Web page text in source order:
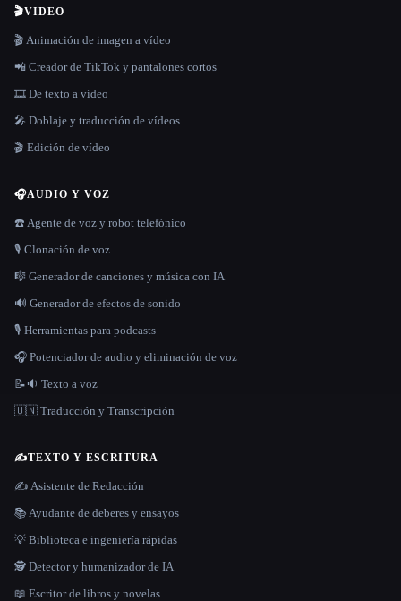
🎬VIDEO
🎬 Animación de imagen a vídeo
📲 Creador de TikTok y pantalones cortos
🎞️ De texto a vídeo
🎤 Doblaje y traducción de vídeos
🎬 Edición de vídeo
🎧AUDIO Y VOZ
☎️ Agente de voz y robot telefónico
🎙️ Clonación de voz
🎼 Generador de canciones y música con IA
🔊 Generador de efectos de sonido
🎙️ Herramientas para podcasts
🎧 Potenciador de audio y eliminación de voz
📝🔉 Texto a voz
🇺🇳 Traducción y Transcripción
✍️TEXTO Y ESCRITURA
✍️ Asistente de Redacción
📚 Ayudante de deberes y ensayos
💡 Biblioteca e ingeniería rápidas
🕵️ Detector y humanizador de IA
📖 Escritor de libros y novelas